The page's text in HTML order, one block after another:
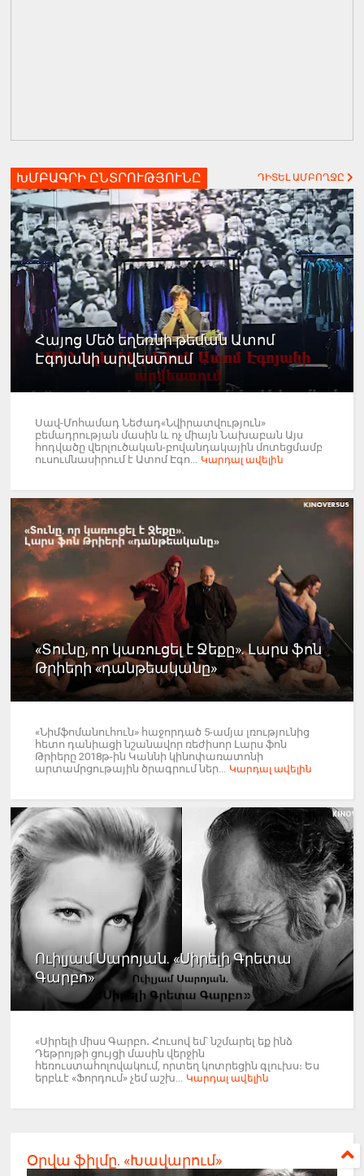
ԽՄԲԱԳՐԻ ԸՆՏՐՈՒԹՅՈՒՆԸ ԴԻՏԵԼ ԱՄԲՈՂՋԸ
Հայոց Մեծ եղեռնի թեման Ատոմ
Էգոյանի արվեստում
Սավ-Մոհամադ Նեժադ«Նվիրատվություն»
բեմադրության մասին և ոչ միայն Նախաբան Այս
հոդվածը վերլուծական-բովանդակային մոտեցմամբ
ուսումնասիրում է Ատոմ Էգո...
Կարդալ ավելին
«Տունը, որ կառուցել է Ջեքը». Լարս ֆոն
Թրիերի «դանթեականը»
«Նիմֆոմանուհուն» հաջորդած 5-ամյա լռությունից
հետո դանիացի նշանավոր ռեժիսոր Լարս ֆոն
Թրիերը 2018թ-ին Կաննի կինոփառատոնի
արտամրցութային ծրագրում ներ...
Կարդալ ավելին
Ուիլյամ Սարոյան. «Սիրելի Գրետա
Գարբո»
«Սիրելի միսս Գարբո․ Հուսով եմ՝ նշմարել եք ինձ
Դեթրոյթի ցույցի մասին վերջին
հեռուստահոլովակում, որտեղ կոտրեցին գլուխս։ Ես
երբևէ «Ֆորդում» չեմ աշխ...
Կարդալ ավելին
Օրվա ֆիլմը. «Խավարում»